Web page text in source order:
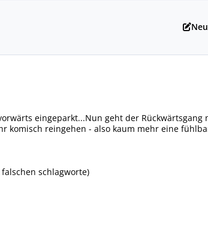
eingeparkt...Nun geht der
komisch reingehen - also kaum mehr eine
schlagworte)